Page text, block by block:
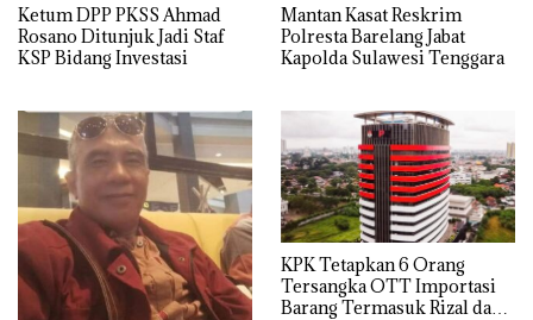
Ketum DPP PKSS Ahmad
Rosano Ditunjuk Jadi Staf
KSP Bidang Investasi
Mantan Kasat Reskrim
Polresta Barelang Jabat
Kapolda Sulawesi Tenggara
KPK Tetapkan 6 Orang
Tersangka OTT Importasi
Barang Termasuk Rizal dan